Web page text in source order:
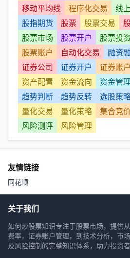
移动平均线
程序化交易 线
股指期货
股票 股票交易
股票市场
股票开户 股票投资
股票账户
自动化交易 融资
证券公司
证券开户 证券账户
资产配置
资金流向 资金管理
趋势判断
趋势反转 选股策
量化交易
量化策略 集合竞
风险测评
风险管理
友情链接
同花顺
关于我们
如何炒股票知识专注于股票市场，提供
费率，证券账户管理，到技术分析，市
及风险控制的完整知识体系，助力投资